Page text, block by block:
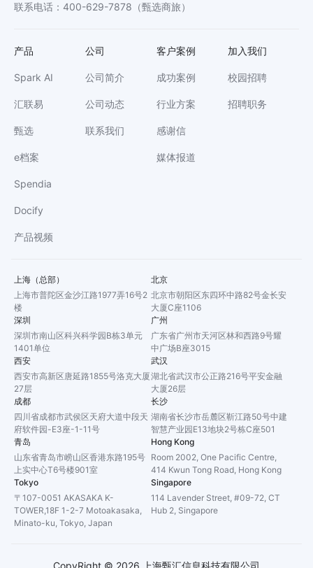
联系电话 ： 400-629-7878 （甄选商旅）
产品
Spark AI
汇联易
甄选
e档案
Spendia
Docify
产品视频
公司
公司简介
公司动态
联系我们
客户案例
成功案例
行业方案
感谢信
媒体报道
加入我们
校园招聘
招聘职务
上海（总部）
上海市普陀区金沙江路1977弄16号2
楼
北京
北京市朝阳区东四环中路82号金长安
大厦C座1106
深圳
深圳市南山区科兴科学园B栋3单元
1401单位
广州
广东省广州市天河区林和西路9号耀
中广场B座3015
西安
西安市高新区唐延路1855号洛克大厦
27层
武汉
湖北省武汉市公正路216号平安金融
大厦26层
成都
四川省成都市武侯区天府大道中段天
府软件园-E3座-1-11号
长沙
湖南省长沙市岳麓区靳江路50号中建
智慧产业园E13地块2号栋C座501
青岛
山东省青岛市崂山区香港东路195号
上实中心T6号楼901室
Hong Kong
Room 2002, One Pacific Centre,
414 Kwun Tong Road, Hong Kong
Tokyo
〒107-0051 AKASAKA K-
TOWER,18F 1-2-7 Motoakasaka,
Minato-ku, Tokyo, Japan
Singapore
114 Lavender Street, #09-72, CT
Hub 2, Singapore